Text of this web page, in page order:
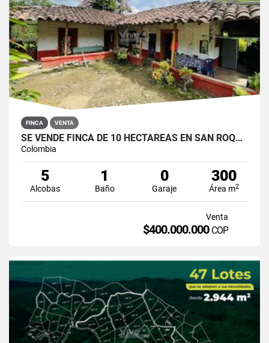
FINCA VENTA
SE VENDE FINCA DE 10 HECTÁREAS EN SAN ROQUE, ANTIOQUIA
Colombia
5
Alcobas
1
Baño
0
Garaje
300
Área m2
Venta
$400.000.000 COP